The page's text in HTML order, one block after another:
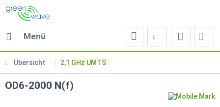
Menü
Übersicht 2,1 GHz UMTS
OD6-2000 N(f)